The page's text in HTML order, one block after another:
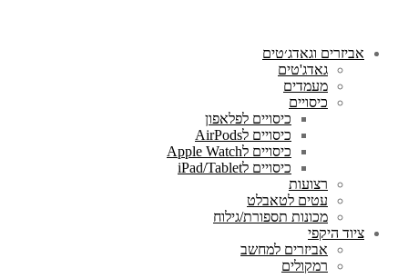
אביזרים וגאדג׳טים
גאדג'טים
מעמדים
כיסויים
כיסויים לפלאפון
כיסויים לAirPods
כיסויים לApple Watch
כיסויים לiPad/Tablet
רצועות
עטים לטאבלט
מכונות תספורת/גילוח
ציוד היקפי
אביזרים למחשב
רמקולים